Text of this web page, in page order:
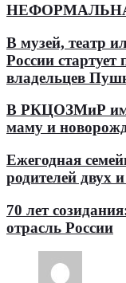
В музей, театр
России
владельцев
В РКЦОЗМиР
маму и
Ежегодная
родителей двух
70 лет
отрасль России